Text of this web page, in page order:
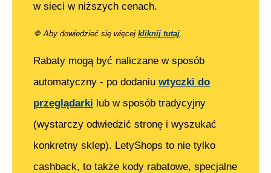
w sieci w niższych cenach.
🔷 Aby dowiedzieć się więcej kliknij tutaj.
Rabaty mogą być naliczane w sposób
automatyczny - po dodaniu wtyczki do
przeglądarki lub w sposób tradycyjny
(wystarczy odwiedzić stronę i wyszukać
konkretny sklep). LetyShops to nie tylko
cashback, to także kody rabatowe, specjalne